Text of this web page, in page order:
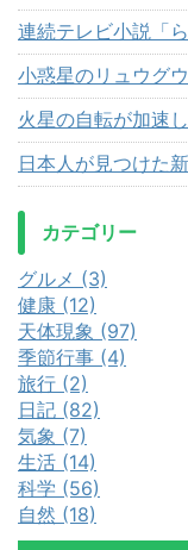
連続テレビ小説「
小惑星のリュウグ
火星の自転が加速
日本人が見つけた
カテゴリー
グルメ (3)
健康 (12)
天体現象 (97)
季節行事 (4)
旅行 (2)
日記 (82)
気象 (7)
生活 (14)
科学 (56)
自然 (18)